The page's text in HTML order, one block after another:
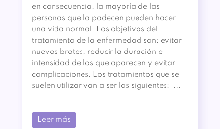
en consecuencia, la mayoría de las
personas que la padecen pueden hacer
una vida normal. Los objetivos del
tratamiento de la enfermedad son: evitar
nuevos brotes, reducir la duración e
intensidad de los que aparecen y evitar
complicaciones. Los tratamientos que se
suelen utilizar van a ser los siguientes: ...
Leer más